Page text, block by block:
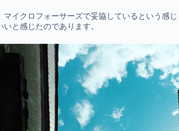
イクロフォーサーズで妥協しているという感
と感じたのであります。